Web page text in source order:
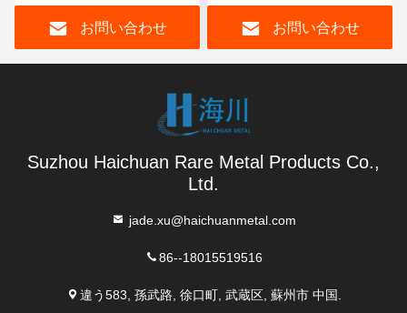
バンド
お問い合わせ
お問い合わせ
Suzhou Haichuan Rare Metal Products Co.,
Ltd.
jade.xu@haichuanmetal.com
86--18015519516
違う583, 孫武路, 徐口町, 武蔵区, 蘇州市 中国.